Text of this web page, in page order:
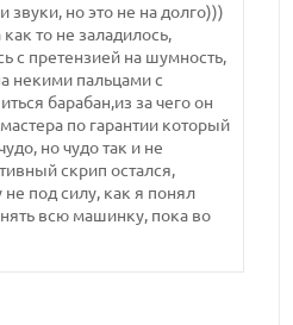
звуки, но это не на долго)))
то не заладилось,
с претензией на шумность,
некими пальцами с
барабан,из за чего он
по гарантии который
но чудо так и не
скрип остался,
под силу, как я понял
всю машинку, пока во